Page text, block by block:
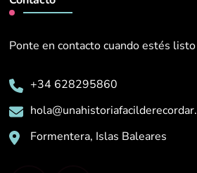
Ponte en contacto cuando estés listo
+34 628295860
Formentera, Islas Baleares